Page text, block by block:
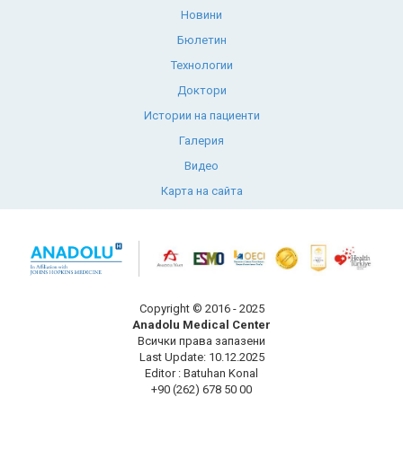
Новини
Бюлетин
Технологии
Доктори
Истории на пациенти
Галерия
Видео
Карта на сайта
Copyright © 2016 - 2025
Anadolu Medical Center
Всички права запазени
Last Update: 10.12.2025
Editor : Batuhan Konal
+90 (262) 678 50 00